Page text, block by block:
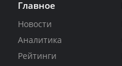
Главное
Новости
Аналитика
Рейтинги